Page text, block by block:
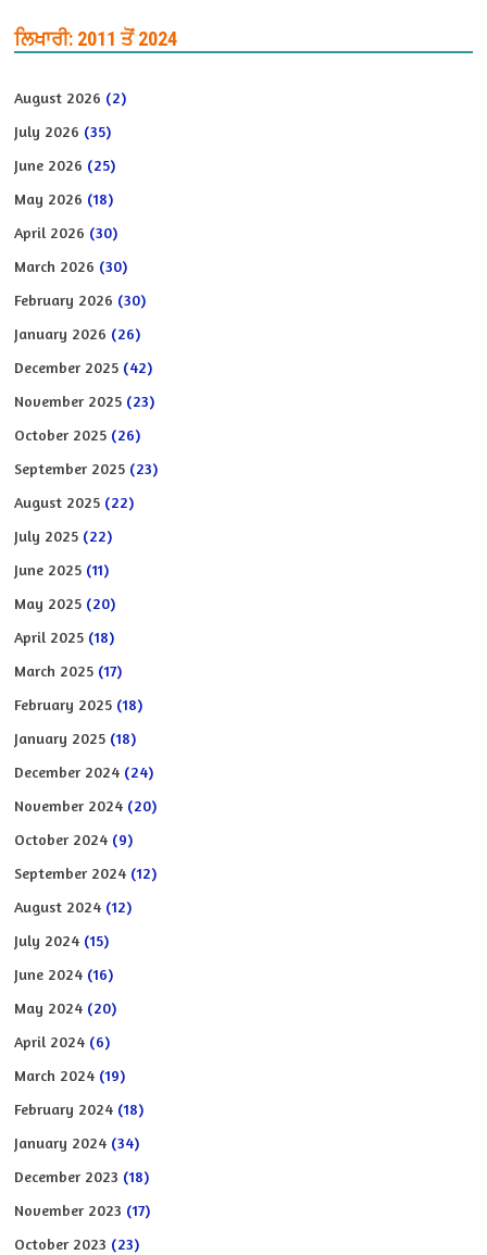
ਲਿਖਾਰੀ: 2011 ਤੋਂ 2024
August 2026 (2)
July 2026 (35)
June 2026 (25)
May 2026 (18)
April 2026 (30)
March 2026 (30)
February 2026 (30)
January 2026 (26)
December 2025 (42)
November 2025 (23)
October 2025 (26)
September 2025 (23)
August 2025 (22)
July 2025 (22)
June 2025 (11)
May 2025 (20)
April 2025 (18)
March 2025 (17)
February 2025 (18)
January 2025 (18)
December 2024 (24)
November 2024 (20)
October 2024 (9)
September 2024 (12)
August 2024 (12)
July 2024 (15)
June 2024 (16)
May 2024 (20)
April 2024 (6)
March 2024 (19)
February 2024 (18)
January 2024 (34)
December 2023 (18)
November 2023 (17)
October 2023 (23)